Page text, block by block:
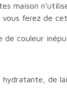
maison
vous ferez de
de couleur
hydratante, de